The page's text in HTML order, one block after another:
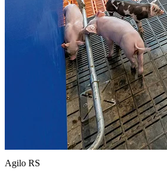
Agilo RS